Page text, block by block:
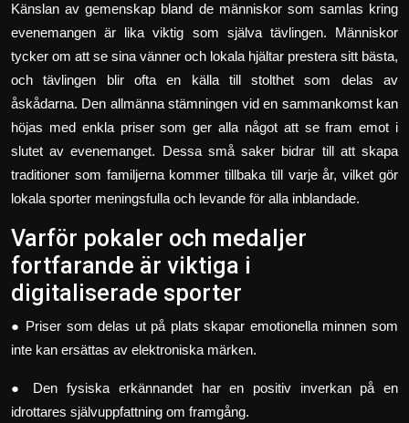
Känslan av gemenskap bland de människor som samlas kring
evenemangen är lika viktig som själva tävlingen. Människor
tycker om att se sina vänner och lokala hjältar prestera sitt bästa,
och tävlingen blir ofta en källa till stolthet som delas av
åskådarna. Den allmänna stämningen vid en sammankomst kan
höjas med enkla priser som ger alla något att se fram emot i
slutet av evenemanget. Dessa små saker bidrar till att skapa
traditioner som familjerna kommer tillbaka till varje år, vilket gör
lokala sporter meningsfulla och levande för alla inblandade.
Varför pokaler och medaljer
fortfarande är viktiga i
digitaliserade sporter
● Priser som delas ut på plats skapar emotionella minnen som
inte kan ersättas av elektroniska märken.
● Den fysiska erkännandet har en positiv inverkan på en
idrottares självuppfattning om framgång.